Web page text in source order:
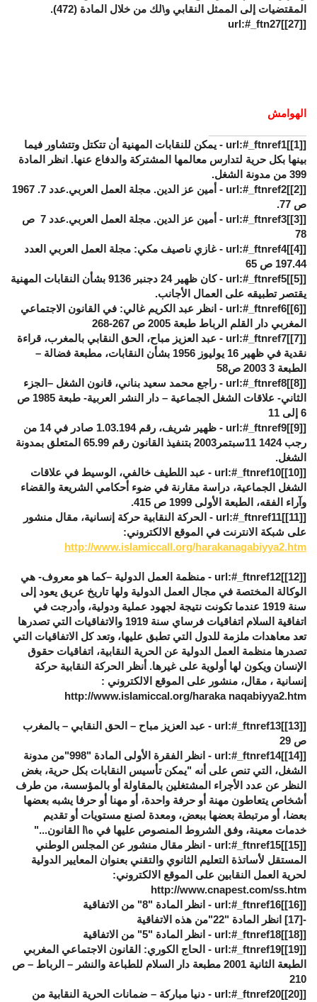
المقتضيات إلى الممثل النقابي و\لك من خلال المادة (472).
[
[27]
]url:#_ftn27
الهوامش
[
[1]
]url:#_ftnref1 - يمكن للنقابات المهنية أن تتكتل وتتشاور فيما
بينها بكل حرية لتدارس معالمها المشتركة والدفاع عنها. انظر المادة
399 من مدونة الشغل.
[
[2]
]url:#_ftnref2 - أمين عز الدين. مجلة العمل العربي.عدد 7. 1967
ص 77.
[
[3]
]url:#_ftnref3 - أمين عز الدين. مجلة العمل العربي.عدد 7 ص
78
[
[4]
]url:#_ftnref4 - غازي ناصيف مكي: مجلة العمل العربي العدد
197.44 ص 65
[
[5]
]url:#_ftnref5 - كان ظهير 24 دجنبر 9136 بشأن النقابات المهنية
يقتصر تطبيقه على العمال الأجانب.
[
[6]
]url:#_ftnref6 - انظر عبد الكريم غالي: في القانون الاجتماعي
المغربي دار القلم الرباط طبعة 2005 ص 267-268
[
[7]
]url:#_ftnref7 - عبد العزيز مباح، الحق النقابي بالمغرب، قراءة
نقدية في ظهير 16 يوليوز 1956 بشأن النقابات، مطبعة فضالة –
الطبعة 3 2003 ص58
[
[8]
]url:#_ftnref8 - راجع محمد سعيد بناني، قانون الشغل –الجزء
الثاني- علاقات الشغل الجماعية – دار النشر العربية- طبعة 1985 ص
6 إلى 11
[
[9]
]url:#_ftnref9 - ظهير شريف، رقم 1.03.194 صادر في 14 من
رجب 1424 11سبتمر2003 بتنفيذ القانون رقم 65.99 المتعلق بمدونة
الشغل.
[
[10]
]url:#_ftnref10 - عبد اللطيف خالفي، الوسيط في علاقات
الشغل الجماعية، دراسة مقارنة في ضوء أحكامي الشريعة والقضاء
وآراء الفقه، الطبعة الأولى 1999 ص 415.
[
[11]
]url:#_ftnref11 - الحركة النقابية حركة إنسانية، مقال منشور
على شبكة الانترنت في الموقع الالكتروني:
http://www.islamiccall.org/harakanagabiyya2.htm
[
[12]
]url:#_ftnref12 - منظمة العمل الدولية –كما هو معروف- هي
الوكالة المختصة في مجال العمل الدولية ولها تاريخ عريق يعود إلى
سنة 1919 عندما تكونت نتيجة لجهود عملية ودولية، وأدرجت في
اتفاقية السلام اتفاقيات فرساي سنة 1919 والاتفاقيات التي تصدرها
تعد معاهدات ملزمة للدول التي تطبق عليها، وتعد كل الاتفاقيات التي
تصدرها منظمة العمل الدولية عن الحرية النقابية، اتفاقيات حقوق
الإنسان ويكون لها أولوية على غيرها. أنظر الحركة النقابية حركة
إنسانية ، مقال، منشور على الموقع الالكتروني :
http://www.islamiccal.org/haraka naqabiyya2.htm
[
[13]
]url:#_ftnref13 - عبد العزيز مباح – الحق النقابي – بالمغرب
ص 29
[
[14]
]url:#_ftnref14 - انظر الفقرة الأولى المادة "998"من مدونة
الشغل، التي تنص على أنه "يمكن تأسيس النقابات بكل حرية، بغض
النظر عن عدد الأجراء المشتغلين بالمقاولة أو بالمؤسسة، من طرف
أشخاص يتعاطون مهنة أو حرفة واحدة، أو مهنا أو حرفا يشبه بعضها
بعضا، أو مرتبطة بعضها ببعض، ومعدة لصنع مستويات أو تقديم
خدمات معينة، وفق الشروط المنصوص عليها في ه\ا القانون..."
[
[15]
]url:#_ftnref15 - انظر مقال منشور عن المجلس الوطني
المستقل لأساتذة التعليم الثانوي والتقني بعنوان المعايير الدولية
لحرية العمل النقابين على الموقع الالكتروني:
http://www.cnapest.com/ss.htm
[
[16]]url:#_ftnref16 - انظر المادة "8" من الاتفاقية
-
[17] انظر المادة "22"من هذه الاتفاقية
[
[18]]url:#_ftnref18 - انظر المادة "5" من الاتفاقية
[
[19]
]url:#_ftnref19 - الحاج الكوري: القانون الاجتماعي المغربي
الطبعة الثانية 2001 مطبعة دار السلام للطباعة والنشر – الرباط – ص
210
[
[20]
]url:#_ftnref20 - دنيا مباركة – ضمانات الحرية النقابية من